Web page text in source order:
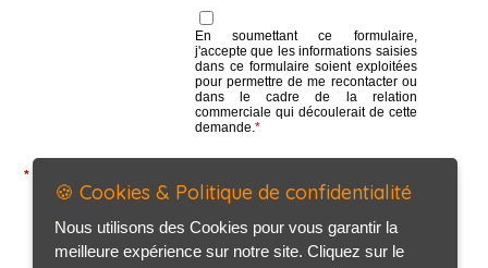
En soumettant ce formulaire,
j'accepte que les informations saisies
dans ce formulaire soient exploitées
pour permettre de me recontacter ou
dans le cadre de la relation
commerciale qui découlerait de cette
demande.*
*
Envoyer
🍪 Cookies & Politique de confidentialité
Nous utilisons des Cookies pour vous garantir la
meilleure expérience sur notre site. Cliquez sur le